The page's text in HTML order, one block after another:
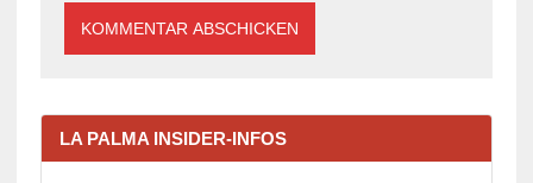
LA PALMA INSIDER-INFOS